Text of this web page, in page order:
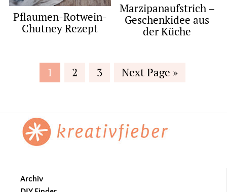
Pflaumen-Rotwein-
Chutney Rezept
Marzipanaufstrich –
Geschenkidee aus
der Küche
Page
1 Page
2 Page
3
Go
Next Page »
Footer
Archiv